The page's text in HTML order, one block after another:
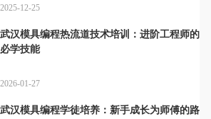
2025-12-25
武汉模具编程热流道技术培训：进阶工程师的
必学技能
2026-01-27
武汉模具编程学徒培养：新手成长为师傅的路